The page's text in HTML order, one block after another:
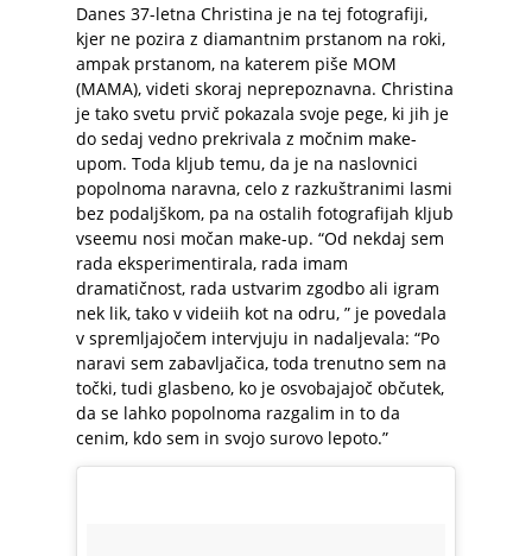
Danes 37-letna Christina je na tej fotografiji,
kjer ne pozira z diamantnim prstanom na roki,
ampak prstanom, na katerem piše MOM
(MAMA), videti skoraj neprepoznavna. Christina
je tako svetu prvič pokazala svoje pege, ki jih je
do sedaj vedno prekrivala z močnim make-
upom. Toda kljub temu, da je na naslovnici
popolnoma naravna, celo z razkuštranimi lasmi
bez podaljškom, pa na ostalih fotografijah kljub
vseemu nosi močan make-up. “Od nekdaj sem
rada eksperimentirala, rada imam
dramatičnost, rada ustvarim zgodbo ali igram
nek lik, tako v videiih kot na odru, ” je povedala
v spremljajočem intervjuju in nadaljevala: “Po
naravi sem zabavljačica, toda trenutno sem na
točki, tudi glasbeno, ko je osvobajajoč občutek,
da se lahko popolnoma razgalim in to da
cenim, kdo sem in svojo surovo lepoto.”